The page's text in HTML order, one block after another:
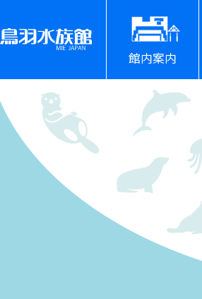
館内案内